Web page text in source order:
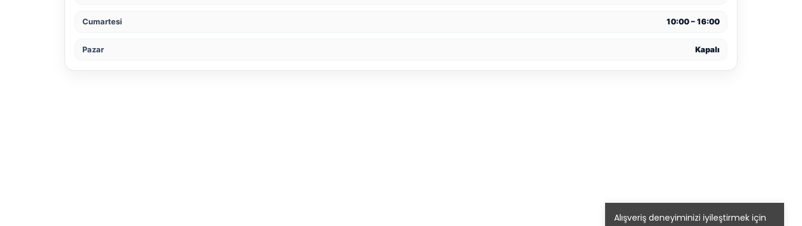
Alışveriş deneyiminizi iyileştirmek için
Cumartesi 10:00 – 16:00
Pazar Kapalı